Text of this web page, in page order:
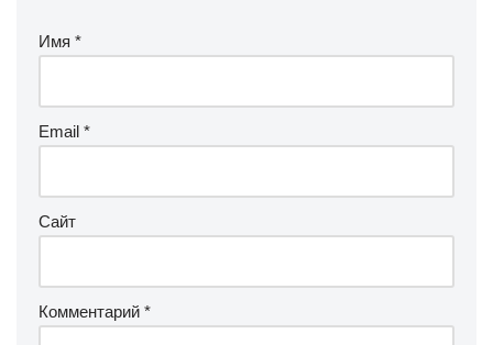
Имя *
Email *
Сайт
Комментарий *